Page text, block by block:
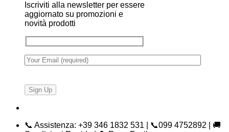
Iscriviti alla newsletter per essere
aggiornato su promozioni e
novità prodotti
📞 Assistenza: +39 346 1832 531 | 📞099 4752892 | 🚚